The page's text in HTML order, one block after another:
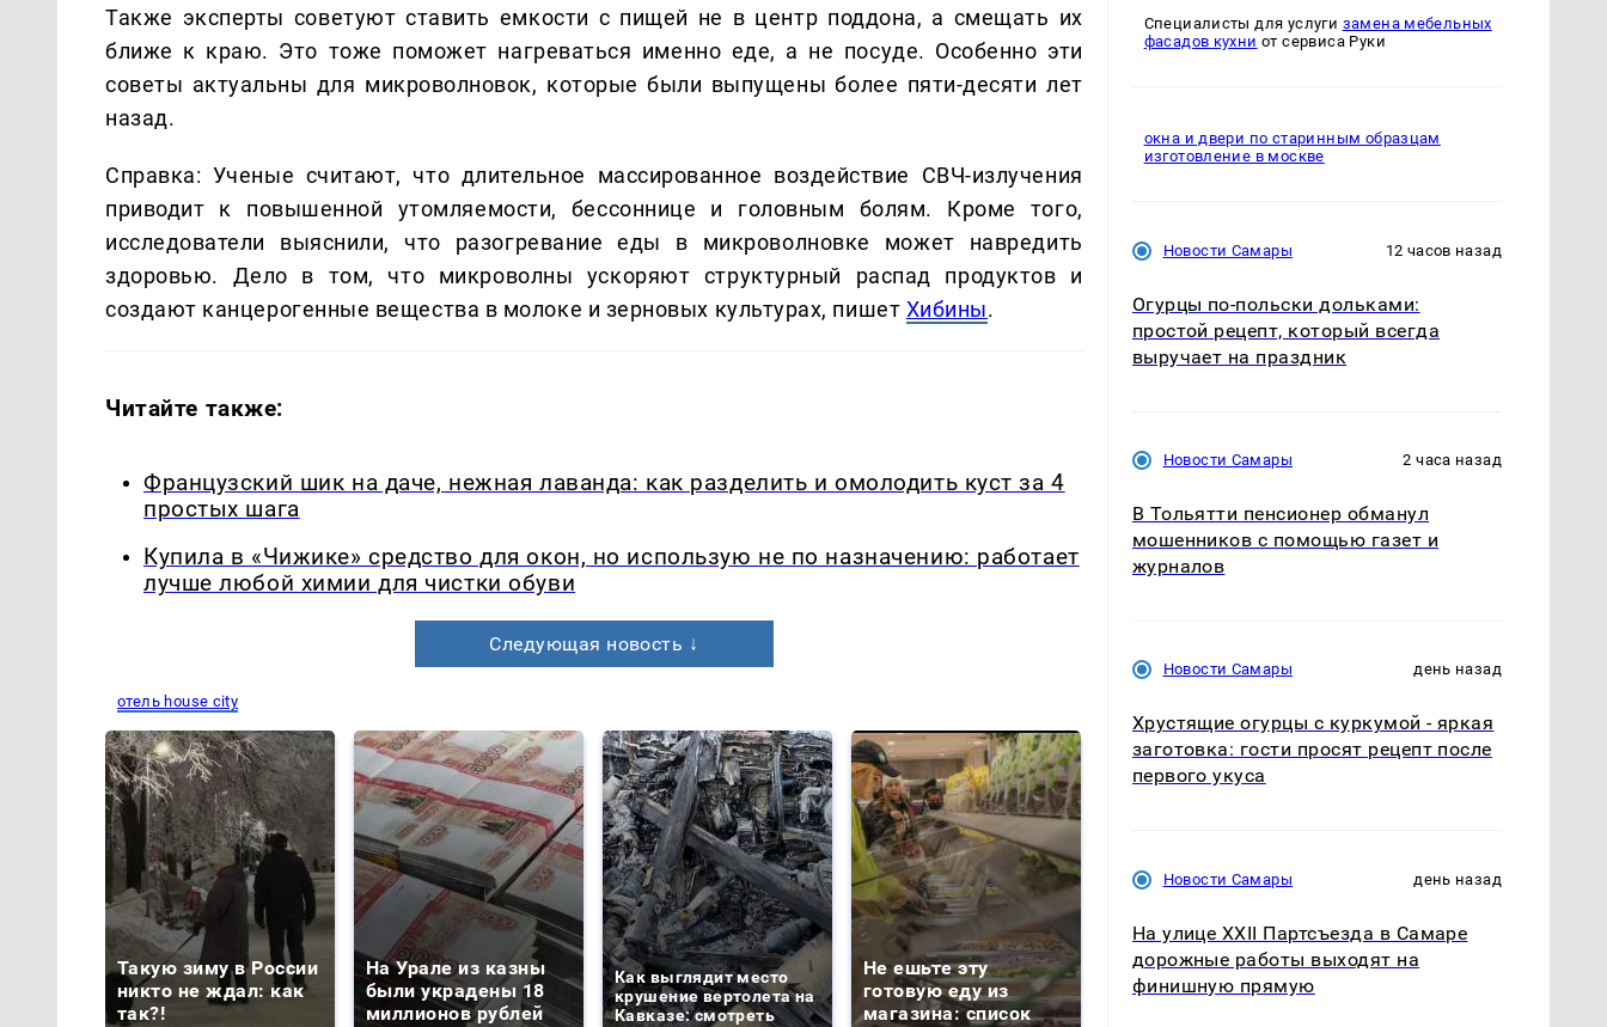
Также эксперты советуют ставить емкости с пищей не в центр поддона, а смещать их
ближе к краю. Это тоже поможет нагреваться именно еде, а не посуде. Особенно эти
советы актуальны для микроволновок, которые были выпущены более пяти-десяти лет
назад.
Справка: Ученые считают, что длительное массированное воздействие СВЧ-излучения
приводит к повышенной утомляемости, бессоннице и головным болям. Кроме того,
исследователи выяснили, что разогревание еды в микроволновке может навредить
здоровью. Дело в том, что микроволны ускоряют структурный распад продуктов и
создают канцерогенные вещества в молоке и зерновых культурах, пишет Хибины.
Читайте также:
Французский шик на даче, нежная лаванда: как разделить и омолодить куст за 4
простых шага
Купила в «Чижике» средство для окон, но использую не по назначению: работает
лучше любой химии для чистки обуви
Следующая новость ↓
отель house city
Такую зиму в России
никто не ждал: как
так?!
На Урале из казны
были украдены 18
миллионов рублей
Как выглядит место
крушение вертолета на
Кавказе: смотреть
Не ешьте эту
готовую еду из
магазина: список
В ОАЭ произошло
жестокое убийство
Специалисты для услуги замена мебельных
фасадов кухни от сервиса Руки
окна и двери по старинным образцам
изготовление в москве
Новости Самары 12 часов назад
Огурцы по‑польски дольками:
простой рецепт, который всегда
выручает на праздник
Новости Самары 2 часа назад
В Тольятти пенсионер обманул
мошенников с помощью газет и
журналов
Новости Самары день назад
Хрустящие огурцы с куркумой - яркая
заготовка: гости просят рецепт после
первого укуса
Новости Самары день назад
На улице XXII Партсъезда в Самаре
дорожные работы выходят на
финишную прямую